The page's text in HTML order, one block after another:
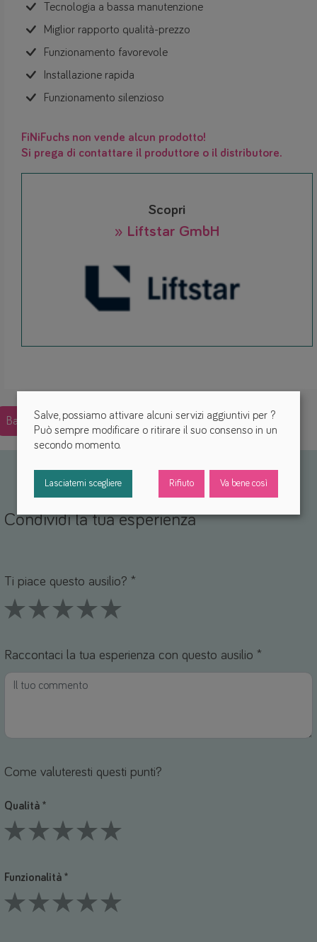
Tecnologia a bassa manutenzione
Miglior rapporto qualità-prezzo
Funzionamento favorevole
Installazione rapida
Funzionamento silenzioso
FiNiFuchs non vende alcun prodotto!
Si prega di contattare il produttore o il distributore.
Scopri
» Liftstar GmbH
Back
Condividi la tua esperienza
Ti piace questo ausilio? *
Raccontaci la tua esperienza con questo ausilio *
Come valuteresti questi punti?
Qualità *
Funzionalità *
Salve, possiamo attivare alcuni servizi aggiuntivi per ?
Può sempre modificare o ritirare il suo consenso in un
secondo momento.
Lasciatemi scegliere Rifiuto Va bene così